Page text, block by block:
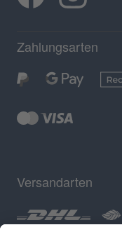
Zahlungsarten
Versandarten